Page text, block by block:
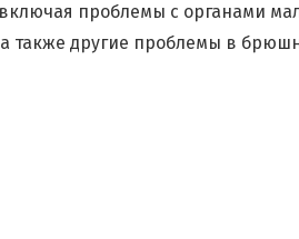
проблемы с органами
также другие проблемы в